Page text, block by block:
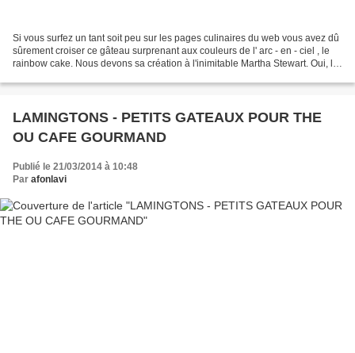
Si vous surfez un tant soit peu sur les pages culinaires du web vous avez dû
sûrement croiser ce gâteau surprenant aux couleurs de l' arc - en - ciel , le
rainbow cake. Nous devons sa création à l'inimitable Martha Stewart. Oui, le
LAMINGTONS - PETITS GATEAUX POUR THE
OU CAFE GOURMAND
Publié le 21/03/2014 à 10:48
Par afonlavi